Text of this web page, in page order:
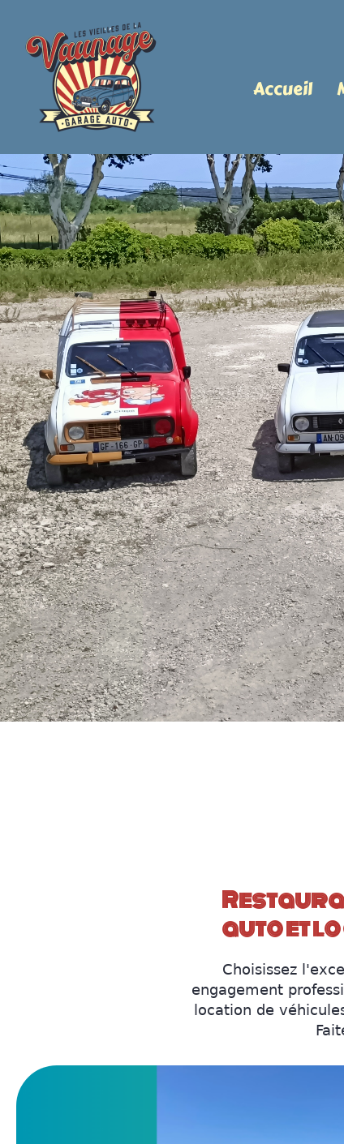
Accueil
auto et
Choisissez
engagement
location de